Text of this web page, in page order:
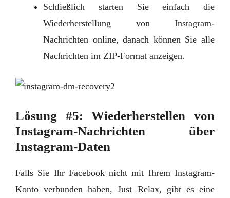
Schließlich starten Sie einfach die
Wiederherstellung von Instagram-
Nachrichten online, danach können Sie alle
Nachrichten im ZIP-Format anzeigen.
Lösung #5: Wiederherstellen von
Instagram-Nachrichten über
Instagram-Daten
Falls Sie Ihr Facebook nicht mit Ihrem Instagram-
Konto verbunden haben, Just Relax, gibt es eine